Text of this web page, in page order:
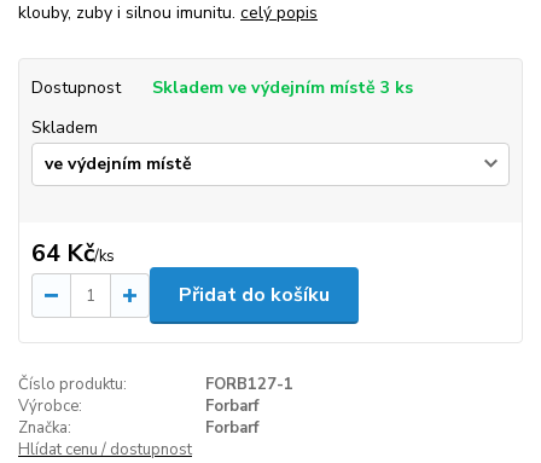
klouby, zuby i silnou imunitu. celý popis
Dostupnost
Skladem ve výdejním místě 3 ks
Skladem
64 Kč/ks
Přidat do košíku
Číslo produktu:
FORB127-1
Výrobce:
Forbarf
Značka:
Forbarf
Hlídat cenu / dostupnost